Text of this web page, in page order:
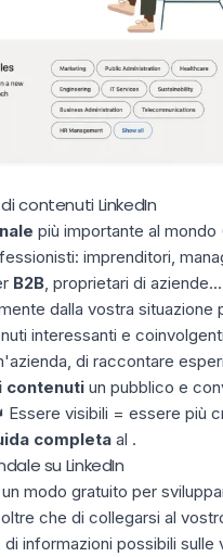
contenuti LinkedIn
più importante al mondo
imprenditori,
B2B, proprietari di
dalla vostra situazione
interessanti e
di raccontare
contenutiun pubblico e
Essere visibili = essere più
completaal .
su LinkedIn
modo gratuito per
che di collegarsi al
informazioni possibili